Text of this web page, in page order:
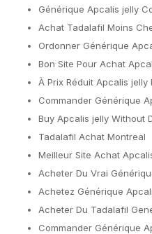
Générique Apcalis jelly
Achat Tadalafil Moins
Ordonner Générique
Bon Site Pour Achat
À Prix Réduit Apcalis jelly
Commander Générique
Buy Apcalis jelly Without
Tadalafil Achat Montreal
Meilleur Site Achat
Acheter Du Vrai
Achetez Générique
Acheter Du Tadalafil
Commander Générique